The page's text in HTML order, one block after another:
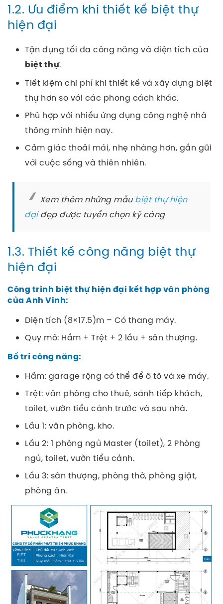
1.2. Ưu điểm khi thiết kế biệt thự
hiện đại
Tận dụng tối đa công năng và diện tích của
biệt thự.
Tiết kiệm chi phí khi thiết kế và xây dựng biệt
thự hơn so với các phong cách khác.
Phù hợp với nhiều ứng dụng công nghệ nhà
thông minh hiện nay.
Cảm giác thoải mái, nhẹ nhàng hơn, gần gũi
với cuộc sống và thiên nhiên.
Xem thêm những mẫu biệt thự hiện
đạiđẹp được tuyển chọn kỹ càng
1.3. Thiết kế công năng biệt thự
hiện đại
Công trình biệt thự hiện đại kết hợp văn phòng
của Anh Vinh:
Diện tích (8×17.5)m – Có thang máy.
Quy mô: Hầm + Trệt + 2 lầu + sân thượng.
Bố trí công năng:
Hầm: garage rộng có thể để ô tô và xe máy.
Trệt: văn phòng cho thuê, sảnh tiếp khách,
toilet, vườn tiểu cảnh trước và sau nhà.
Lầu 1: văn phòng, kho.
Lầu 2: 1 phòng ngủ Master (toilet), 2 Phòng
ngủ, toilet, vườn tiểu cảnh.
Lầu 3: sân thượng, phòng thờ, phòng giặt,
phòng ăn.